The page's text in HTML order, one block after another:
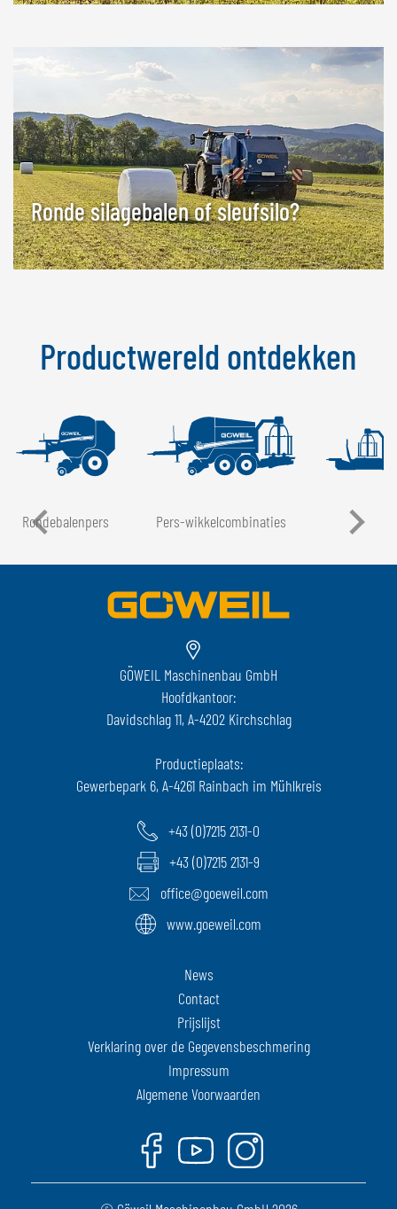
Ronde silagebalen of sleufsilo?
Productwereld ontdekken
Rondebalenpers Pers-wikkelcombinaties
GÖWEIL Maschinenbau GmbH
Hoofdkantoor:
Davidschlag 11, A-4202 Kirchschlag
Productieplaats:
Gewerbepark 6, A-4261 Rainbach im Mühlkreis
+43 (0)7215 2131-0
+43 (0)7215 2131-9
office@goeweil.com
www.goeweil.com
News
Contact
Prijslijst
Verklaring over de Gegevensbeschmering
Impressum
Algemene Voorwaarden
Facebook
YoutubeInstagram